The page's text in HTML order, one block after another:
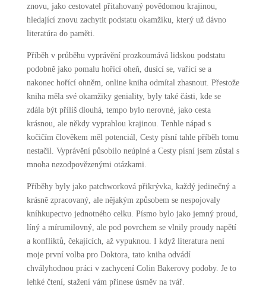
znovu, jako cestovatel přitahovaný povědomou krajinou,
hledající znovu zachytit podstatu okamžiku, který už dávno
literatúra do paměti.
Příběh v průběhu vyprávění prozkoumává lidskou podstatu
podobně jako pomalu hořící oheň, dusící se, vařící se a
nakonec hořící ohněm, online kniha odmítal zhasnout. Přestože
kniha měla své okamžiky geniality, byly také části, kde se
zdála být příliš dlouhá, tempo bylo nerovné, jako cesta
krásnou, ale někdy vyprahlou krajinou. Tenhle nápad s
kočičím člověkem měl potenciál, Cesty písní tahle příběh tomu
nestačil. Vyprávění působilo neúplné a Cesty písní jsem zůstal s
mnoha nezodpovězenými otázkami.
Příběhy byly jako patchworková přikrývka, každý jedinečný a
krásně zpracovaný, ale nějakým způsobem se nespojovaly
kníhkupectvo jednotného celku. Písmo bylo jako jemný proud,
líný a mírumilovný, ale pod povrchem se vlnily proudy napětí
a konfliktů, čekajících, až vypuknou. I když literatura není
moje první volba pro Doktora, tato kniha odvádí
chvályhodnou práci v zachycení Colin Bakerovy podoby. Je to
lehké čtení, stažení vám přinese úsměv na tvář.